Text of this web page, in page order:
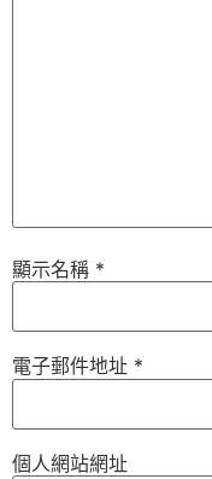
顯示名稱 *
電子郵件地址 *
個人網站網址